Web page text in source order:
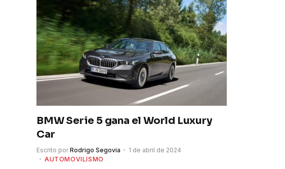
BMW Serie 5 gana el World Luxury
Car
Escrito por Rodrigo Segovia
1 de abril de 2024
AUTOMOVILISMO